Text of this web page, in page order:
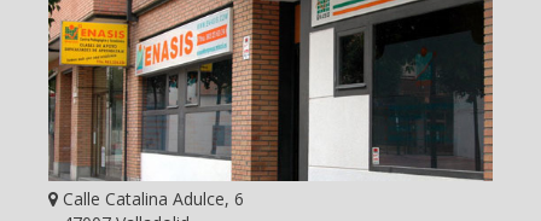
Calle Catalina Adulce, 6